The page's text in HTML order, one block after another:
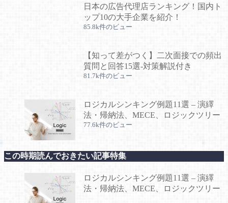
日本の広告代理店ランキング！国内ト
ップ10の大手企業を紹介！
85.8k件のビュー
【知って差がつく】二次面接での頻出
質問と回答15選-対策解説付き
81.7k件のビュー
ロジカルシンキング例題11選 – 演繹
法・帰納法、MECE、ロジックツリー
77.6k件のビュー
この時期読んでおきたい記事特集
ロジカルシンキング例題11選 – 演繹
法・帰納法、MECE、ロジックツリー